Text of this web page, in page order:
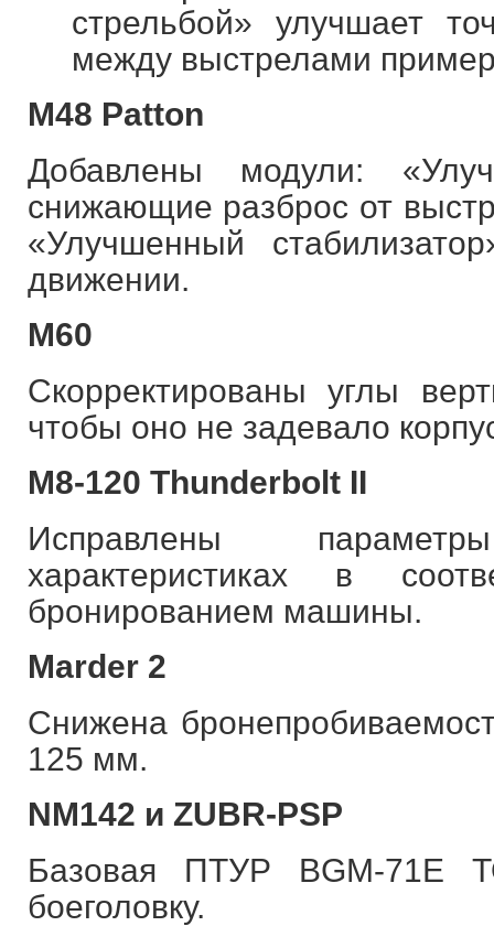
стрельбой» улучшает
между выстрелами
M48 Patton
Добавлены модули:
снижающие разброс от
«Улучшенный
движении.
М60
Скорректированы углы
чтобы оно не задевало
M8-120 Thunderbolt II
Исправлены
характеристиках в
бронированием машины.
Marder 2
Снижена
125 мм.
NM142 и ZUBR-PSP
Базовая ПТУР BGM-71E
боеголовку.